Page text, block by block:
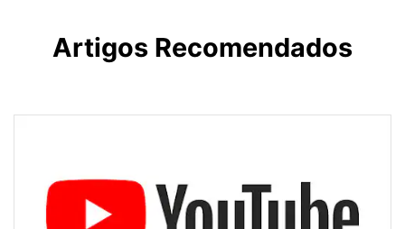
Artigos Recomendados